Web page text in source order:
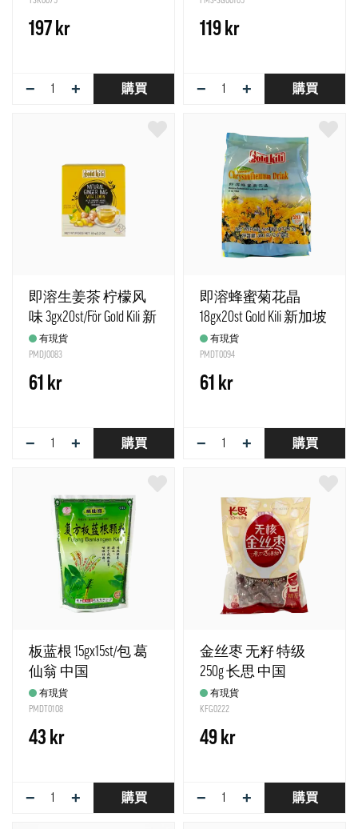
197 kr
− + 購買
119 kr
− + 購買
即溶生姜茶 柠檬风
味 3gx20st/För Gold Kili 新
加坡有現貨
PMDJ0083
61 kr
− + 購買
即溶蜂蜜菊花晶
18gx20st Gold Kili 新加坡
有現貨
PMDT0094
61 kr
− + 購買
板蓝根 15gx15st/包 葛
仙翁 中国
有現貨
PMDT0108
43 kr
− + 購買
金丝枣 无籽 特级
250g 长思 中国
有現貨
KFG0222
49 kr
− + 購買